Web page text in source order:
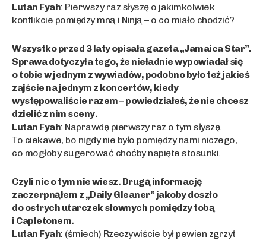
Lutan Fyah: Pierwszy raz słyszę o jakimkolwiek
konflikcie pomiędzy mną i Ninją – o co miało chodzić?
Wszystko przed 3 laty opisała gazeta „Jamaica Star”.
Sprawa dotyczyła tego, że nieładnie wypowiadał się
o tobie w jednym z wywiadów, podobno było też jakieś
zajście na jednym z koncertów, kiedy
występowaliście razem – powiedziałeś, że nie chcesz
dzielić z nim sceny.
Lutan Fyah: Naprawdę pierwszy raz o tym słyszę.
To ciekawe, bo nigdy nie było pomiędzy nami niczego,
co mogłoby sugerować choćby napięte stosunki.
Czyli nic o tym nie wiesz. Drugą informację
zaczerpnąłem z „Daily Gleaner” jakoby doszło
do ostrych utarczek słownych pomiędzy tobą
i Capletonem.
Lutan Fyah: (śmiech) Rzeczywiście był pewien zgrzyt